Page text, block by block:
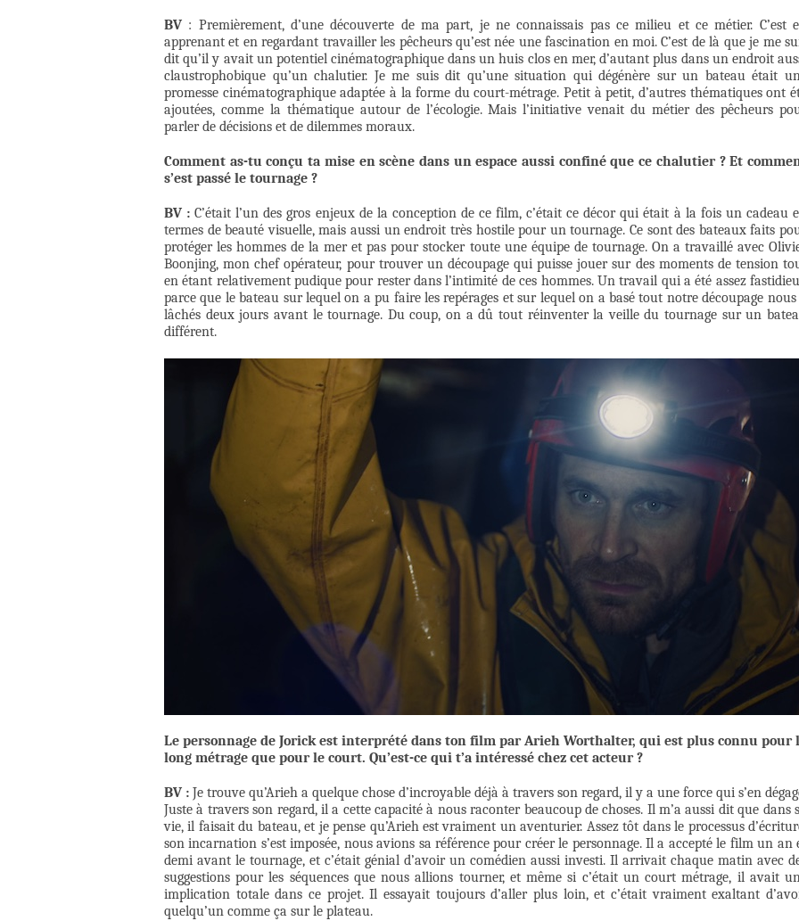
BV : Premièrement, d’une découverte de ma part, je ne connaissais pas ce milieu et ce métier. C’est
apprenant et en regardant travailler les pêcheurs qu’est née une fascination en moi. C’est de là que je me
dit qu’il y avait un potentiel cinématographique dans un huis clos en mer, d’autant plus dans un endroit
claustrophobique qu’un chalutier. Je me suis dit qu’une situation qui dégénère sur un bateau était
promesse cinématographique adaptée à la forme du court-métrage. Petit à petit, d’autres thématiques ont
ajoutées, comme la thématique autour de l’écologie. Mais l’initiative venait du métier des pêcheurs
parler de décisions et de dilemmes moraux.
Comment as-tu conçu ta mise en scène dans un espace aussi confiné que ce chalutier ? Et
s’est passé le tournage ?
BV : C’était l’un des gros enjeux de la conception de ce film, c’était ce décor qui était à la fois un cadeau
termes de beauté visuelle, mais aussi un endroit très hostile pour un tournage. Ce sont des bateaux faits
protéger les hommes de la mer et pas pour stocker toute une équipe de tournage. On a travaillé avec
Boonjing, mon chef opérateur, pour trouver un découpage qui puisse jouer sur des moments de tension
en étant relativement pudique pour rester dans l’intimité de ces hommes. Un travail qui a été assez
parce que le bateau sur lequel on a pu faire les repérages et sur lequel on a basé tout notre découpage nous
lâchés deux jours avant le tournage. Du coup, on a dû tout réinventer la veille du tournage sur un
différent.
Le personnage de Jorick est interprété dans ton film par Arieh Worthalter, qui est plus connu pour
long métrage que pour le court. Qu’est-ce qui t’a intéressé chez cet acteur ?
BV : Je trouve qu’Arieh a quelque chose d’incroyable déjà à travers son regard, il y a une force qui s’en
Juste à travers son regard, il a cette capacité à nous raconter beaucoup de choses. Il m’a aussi dit que dans
vie, il faisait du bateau, et je pense qu’Arieh est vraiment un aventurier. Assez tôt dans le processus
son incarnation s’est imposée, nous avions sa référence pour créer le personnage. Il a accepté le film un an
demi avant le tournage, et c’était génial d’avoir un comédien aussi investi. Il arrivait chaque matin avec
suggestions pour les séquences que nous allions tourner, et même si c’était un court métrage, il avait
implication totale dans ce projet. Il essayait toujours d’aller plus loin, et c’était vraiment exaltant
quelqu’un comme ça sur le plateau.